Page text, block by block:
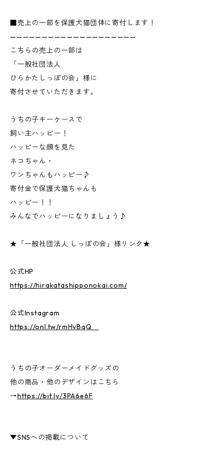
■売上の一部を保護犬猫団体に寄付します！
————————————————————
こちらの売上の一部は
「一般社団法人
ひらかたしっぽの会」様に
寄付させていただきます。
うちの子キーケースで
飼い主ハッピー！
ハッピーな顔を見た
ネコちゃん・
ワンちゃんもハッピー♪
寄付金で保護犬猫ちゃんも
ハッピー！！
みんなでハッピーになりましょう♪
★「一般社団法人 しっぽの会」様リンク★
公式HP
https://hirakatashipponokai.com/
公式Instagram
https://onl.tw/rmHvBqQ
うちの子オーダーメイドグッズの
他の商品・他のデザインはこちら
→https://bit.ly/3PA6e6F
▼SNSへの掲載について